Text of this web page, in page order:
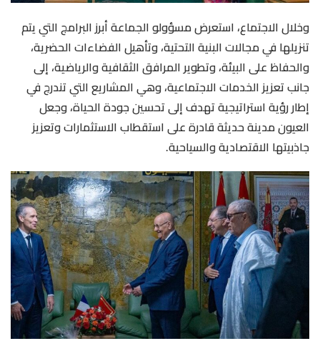
وخلال الاجتماع، استعرض مسؤولو الجماعة أبرز البرامج التي يتم
تنزيلها في مجالات البنية التحتية، وتأهيل الفضاءات الحضرية،
والحفاظ على البيئة، وتطوير المرافق الثقافية والرياضية، إلى
جانب تعزيز الخدمات الاجتماعية، وهي المشاريع التي تندرج في
إطار رؤية استراتيجية تهدف إلى تحسين جودة الحياة، وجعل
العيون مدينة حديثة قادرة على استقطاب الاستثمارات وتعزيز
جاذبيتها الاقتصادية والسياحية.